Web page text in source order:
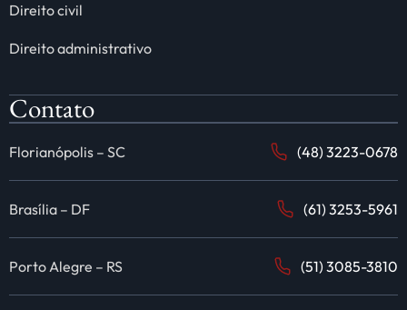
Direito civil
Direito administrativo
Contato
Florianópolis – SC (48) 3223-0678
Brasília – DF (61) 3253-5961
Porto Alegre – RS (51) 3085-3810